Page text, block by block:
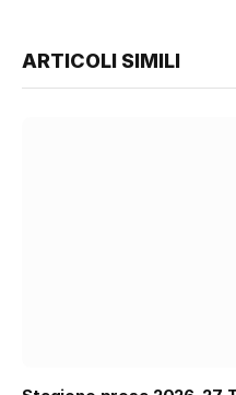
ARTICOLI SIMILI